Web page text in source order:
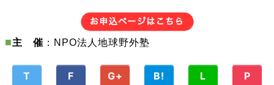
■主 催 ：NPO法人地球野外塾
T F G+ B! L P